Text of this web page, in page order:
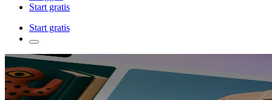
Start gratis
Start gratis